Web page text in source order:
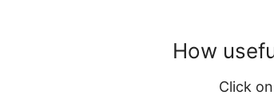
How
Click